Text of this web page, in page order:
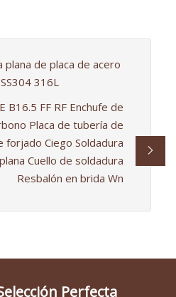
plana de placa de acero
316L
B16.5 FF RF Enchufe de
Placa de tubería de
forjado Ciego Soldadura
Cuello de soldadura
Resbalón en brida Wn
Perfecta